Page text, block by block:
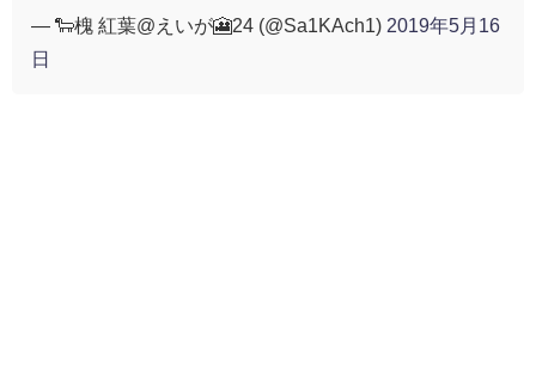
— 🐑槐 紅葉@えいが🎦24 (@Sa1KAch1) 2019年5月16
日